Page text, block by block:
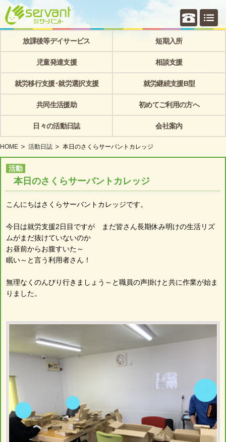
個別相
放課後等デイサービス 短期入所
児童発達支援 相談支援
就労移行支援･就労選択支援 就労継続支援B型
共同生活援助 初めてご利用の方へ
日々の活動日誌 会社案内
HOME 活動日誌 本日のさくらサーバントカレッジ
活動
本日のさくらサーバントカレッジ
こんにちはさくらサーバントカレッジです。
今日は就労支援2日目ですが まだ皆さん長期休み明けの生活リズ
ムがまだ抜けていないのか
お昼前からお腹すいた～
眠い～と言う利用者さん！
無理なくのんびり行きましょう～と職員の声掛けと共に作業が始ま
りました。